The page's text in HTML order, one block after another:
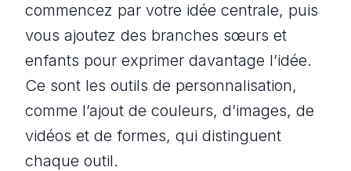
commencez par votre idée centrale, puis
vous ajoutez des branches sœurs et
enfants pour exprimer davantage l’idée.
Ce sont les outils de personnalisation,
comme l’ajout de couleurs, d’images, de
vidéos et de formes, qui distinguent
chaque outil.